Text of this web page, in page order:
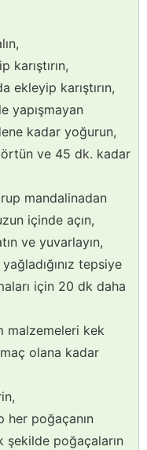
karıştırın,
ekleyip karıştırın,
yapışmayan
kadar yoğurun,
ve 45 dk. kadar
mandalinadan
içinde açın,
ve yuvarlayın,
tepsiye
için 20 dk daha
malzemeleri kek
olana kadar
her poğaçanın
şekilde poğaçaların